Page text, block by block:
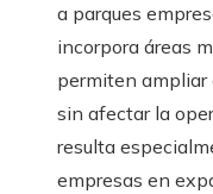
a parques
incorpora áreas
permiten ampliar
sin afectar la
resulta
empresas en